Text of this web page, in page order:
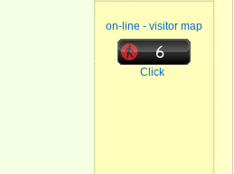
on-line - visitor map
Click